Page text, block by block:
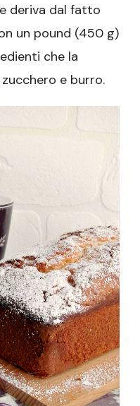
deriva dal fatto
un pound (450 g)
che la
e burro.